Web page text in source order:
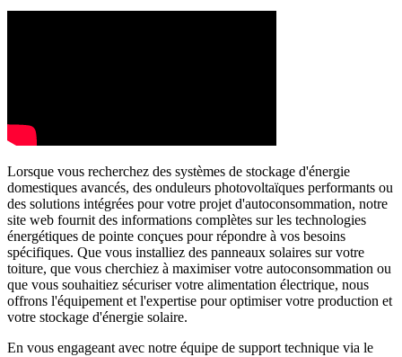
Lorsque vous recherchez des systèmes de stockage d'énergie
domestiques avancés, des onduleurs photovoltaïques performants ou
des solutions intégrées pour votre projet d'autoconsommation, notre
site web fournit des informations complètes sur les technologies
énergétiques de pointe conçues pour répondre à vos besoins
spécifiques. Que vous installiez des panneaux solaires sur votre
toiture, que vous cherchiez à maximiser votre autoconsommation ou
que vous souhaitiez sécuriser votre alimentation électrique, nous
offrons l'équipement et l'expertise pour optimiser votre production et
votre stockage d'énergie solaire.
En vous engageant avec notre équipe de support technique via le